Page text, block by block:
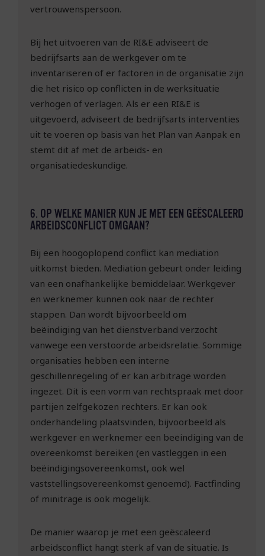
vertrouwenspersoon.
Bij het uitvoeren van de RI&E adviseert de
bedrijfsarts aan de werkgever om te
inventariseren of er factoren in de organisatie zijn
die het risico op conflicten in de werksituatie
verhogen of verlagen. Als er een RI&E is
uitgevoerd, adviseert de bedrijfsarts interventies
uit te voeren op basis van het Plan van Aanpak en
stemt dit af met de arbeids- en
organisatiedeskundige.
6. OP WELKE MANIER KUN JE MET EEN GEËSCALEERD
ARBEIDSCONFLICT OMGAAN?
Bij een hoogoplopend conflict kan mediation
uitkomst bieden. Mediation gebeurt onder leiding
van een onafhankelijke bemiddelaar. Werkgever
en werknemer kunnen ook naar de rechter
stappen. Dan wordt bijvoorbeeld om
beëindiging van het dienstverband verzocht
vanwege een verstoorde arbeidsrelatie. Sommige
organisaties hebben een interne
geschillenregeling of er kan arbitrage worden
ingezet. Dit is een vorm van rechtspraak met door
partijen zelfgekozen rechters. Er kan ook
onderhandeling plaatsvinden, bijvoorbeeld als
werkgever en werknemer een beëindiging van de
overeenkomst bereiken (en vastleggen in een
beëindigingsovereenkomst, ook wel
vaststellingsovereenkomst genoemd). Factfinding
of minitrage is ook mogelijk.
De manier waarop je met een geëscaleerd
arbeidsconflict hangt sterk af van de situatie. Is